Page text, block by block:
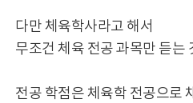
다만 체육학사라고 해서
무조건 체육 전공 과목만 듣는
전공 학점은 체육학 전공으로